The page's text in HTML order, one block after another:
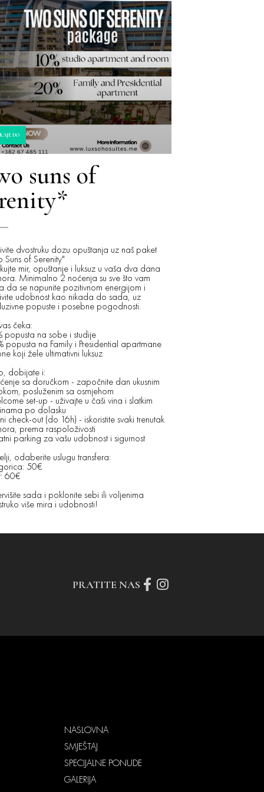
DO
suns of
dvostruku dozu opuštanja uz naš paket
Suns of Serenity"
mir, opuštanje i luksuz u vaša dva dana
Minimalno 2 noćenja su sve što vam
da se napunite pozitivnom energijom i
udobnost kao nikada do sada, uz
popuste i posebne pogodnosti.
čeka:
popusta na sobe i studije
popusta na Family i Presidential apartmane
koji žele ultimativni luksuz
dobijate i:
sa doručkom - započnite dan ukusnim
posluženim sa osmjehom
set-up - uživajte u čaši vina i slatkim
po dolasku
check-out (do 16h) - iskoristite svaki trenutak
prema raspoloživosti
parking za vašu udobnost i sigurnost
odaberite uslugu transfera:
50€
60€
sada i poklonite sebi ili voljenima
više mira i udobnosti!
PRATITE NAS
NASLOVNA
SMJEŠTAJ
SPECIJALNE PONUDE
GALERIJA